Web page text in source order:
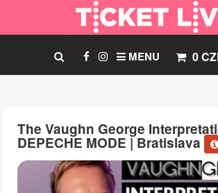
0
MENU
The Vaughn George
DEPECHE MODE | Bratislava